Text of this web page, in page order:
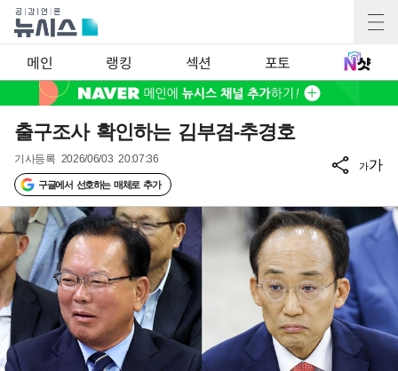
메인 랭킹 섹션 포토
출구조사 확인하는 김부겸-추경호
기사등록 2026/06/03 20:07:36
구글에서 선호하는 매체로 추가
가가